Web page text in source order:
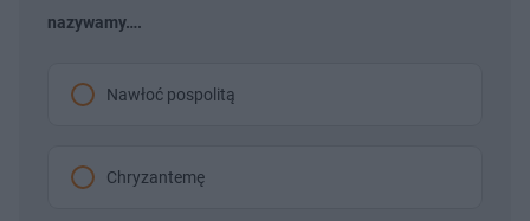
nazywamy….
Nawłoć pospolitą
Chryzantemę